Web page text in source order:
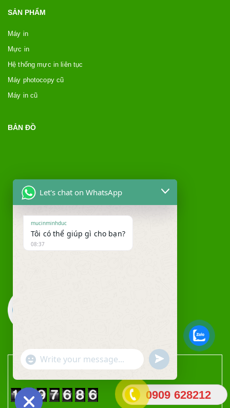
0909 628212
SẢN PHẨM
Máy in
Mực in
Hệ thống mực in liên tục
Máy photocopy cũ
Máy in cũ
BẢN ĐỒ
THỐNG KÊ TRUY CẬP
Let's chat on WhatsApp
mucinminhduc
Tôi có thể giúp gì cho bạn?
08:37
"+chaty_settings.lang.emoji_picker+"
WhatsApp Message
undefined